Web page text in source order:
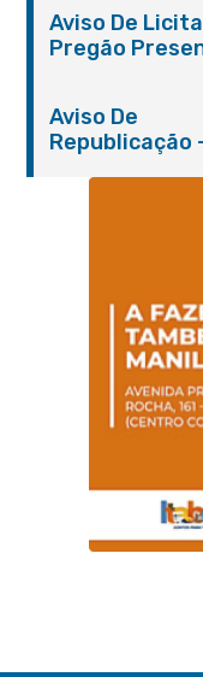
Aviso De
Pregão
Aviso De
Republicação